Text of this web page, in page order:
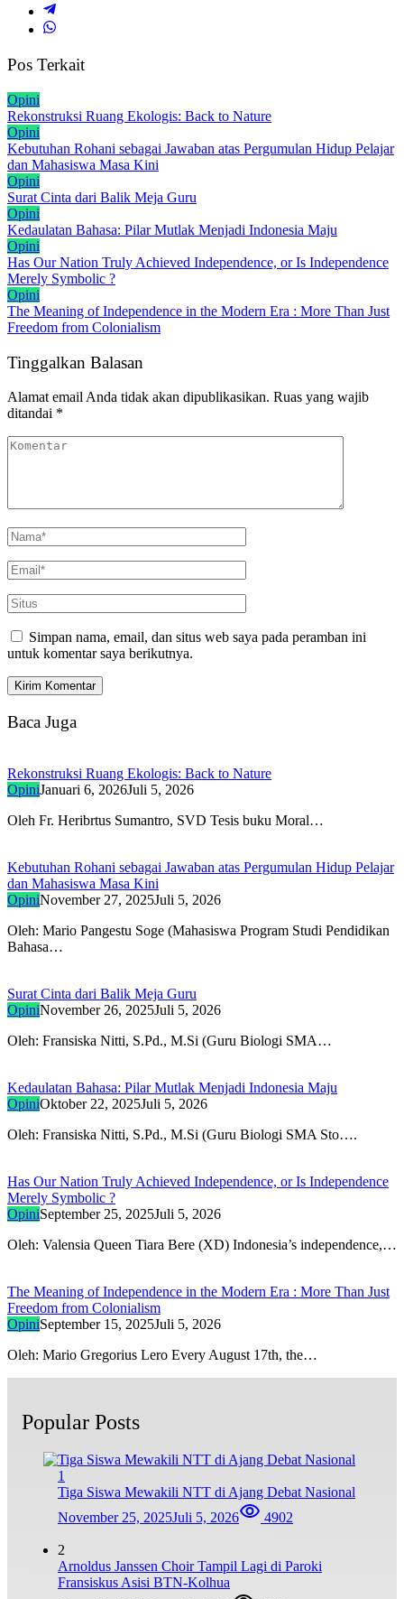
Pos Terkait
Opini
Rekonstruksi Ruang Ekologis: Back to Nature
Opini
Kebutuhan Rohani sebagai Jawaban atas Pergumulan Hidup Pelajar
dan Mahasiswa Masa Kini
Opini
Surat Cinta dari Balik Meja Guru
Opini
Kedaulatan Bahasa: Pilar Mutlak Menjadi Indonesia Maju
Opini
Has Our Nation Truly Achieved Independence, or Is Independence
Merely Symbolic ?
Opini
The Meaning of Independence in the Modern Era : More Than Just
Freedom from Colonialism
Tinggalkan Balasan
Alamat email Anda tidak akan dipublikasikan. Ruas yang wajib
ditandai *
Simpan nama, email, dan situs web saya pada peramban ini
untuk komentar saya berikutnya.
Baca Juga
Rekonstruksi Ruang Ekologis: Back to Nature
OpiniJanuari 6, 2026Juli 5, 2026
Oleh Fr. Heribrtus Sumantro, SVD Tesis buku Moral…
Kebutuhan Rohani sebagai Jawaban atas Pergumulan Hidup Pelajar
dan Mahasiswa Masa Kini
OpiniNovember 27, 2025Juli 5, 2026
Oleh: Mario Pangestu Soge (Mahasiswa Program Studi Pendidikan
Bahasa…
Surat Cinta dari Balik Meja Guru
OpiniNovember 26, 2025Juli 5, 2026
Oleh: Fransiska Nitti, S.Pd., M.Si (Guru Biologi SMA…
Kedaulatan Bahasa: Pilar Mutlak Menjadi Indonesia Maju
OpiniOktober 22, 2025Juli 5, 2026
Oleh: Fransiska Nitti, S.Pd., M.Si (Guru Biologi SMA Sto….
Has Our Nation Truly Achieved Independence, or Is Independence
Merely Symbolic ?
OpiniSeptember 25, 2025Juli 5, 2026
Oleh: Valensia Queen Tiara Bere (XD) Indonesia’s independence,…
The Meaning of Independence in the Modern Era : More Than Just
Freedom from Colonialism
OpiniSeptember 15, 2025Juli 5, 2026
Oleh: Mario Gregorius Lero Every August 17th, the…
Popular Posts
1
Tiga Siswa Mewakili NTT di Ajang Debat Nasional
November 25, 2025Juli 5, 2026 4902
2
Arnoldus Janssen Choir Tampil Lagi di Paroki
Fransiskus Asisi BTN-Kolhua